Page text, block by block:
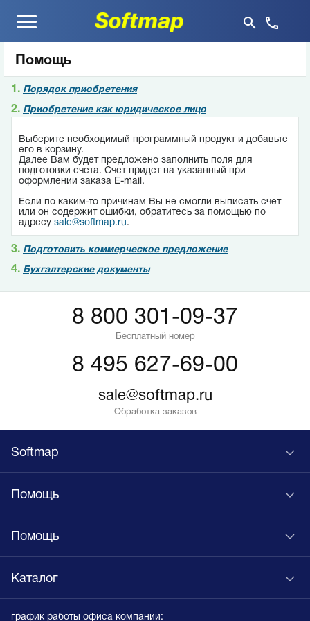
Меню
Помощь
1. Порядок приобретения
2. Приобретение как юридическое лицо
Выберите необходимый программный продукт и добавьте
его в корзину.
Далее Вам будет предложено заполнить поля для
подготовки счета. Счет придет на указанный при
оформлении заказа E-mail.
Если по каким-то причинам Вы не смогли выписать счет
или он содержит ошибки, обратитесь за помощью по
адресу sale@softmap.ru.
3. Подготовить коммерческое предложение
4. Бухгалтерские документы
8 800 301-09-37
Бесплатный номер
8 495 627-69-00
sale@softmap.ru
Обработка заказов
Softmap
Помощь
Помощь
Каталог
график работы офиса компании: